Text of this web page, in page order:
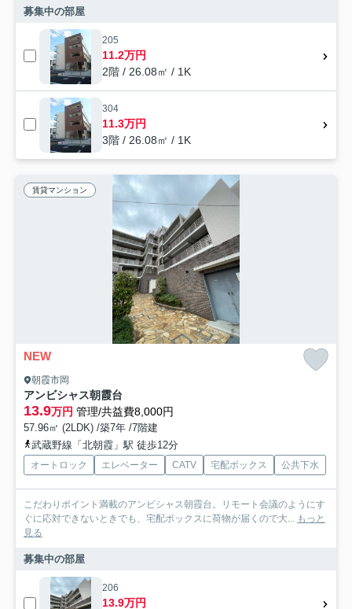
募集中の部屋
205
11.2万円
2階 / 26.08㎡ / 1K
304
11.3万円
3階 / 26.08㎡ / 1K
賃貸マンション
NEW
朝霞市岡
アンビシャス朝霞台
13.9万円 管理/共益費8,000円
57.96㎡ (2LDK) /築7年 /7階建
武蔵野線「北朝霞」駅 徒歩12分
オートロック エレベーター CATV 宅配ボックス 公共下水
こだわりポイント満載のアンビシャス朝霞台。リモート会議のようにす
ぐに応対できないときでも、宅配ボックスに荷物が届くので大...
もっと
見る
募集中の部屋
206
13.9万円